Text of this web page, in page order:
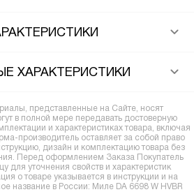
ХАРАКТЕРИСТИКИ
представленные на Сайте, носят
в полной мере передавать достоверную
и характеристиках товара, включая
производитель оставляет за собой право
дизайн и комплектацию товара без
Перед оформлением Заказа Покупатель
для уточнения свойств и характеристик
о товаре указывается в инструкции и на
название в России: Миле DA 6698 W HVBR